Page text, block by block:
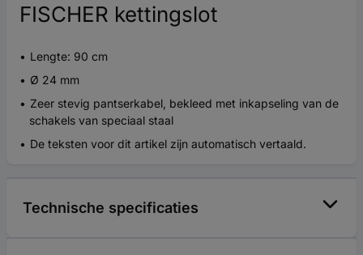
FISCHER kettingslot
Lengte: 90 cm
Ø 24 mm
Zeer stevig pantserkabel, bekleed met inkapseling van de
schakels van speciaal staal
De teksten voor dit artikel zijn automatisch vertaald.
Technische specificaties